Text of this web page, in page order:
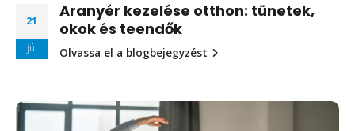
21
júl
Aranyér kezelése otthon: tünetek,
okok és teendők
Olvassa el a blogbejegyzést